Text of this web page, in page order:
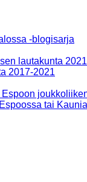
-blogisarja
lautakunta
2017-2021
tai